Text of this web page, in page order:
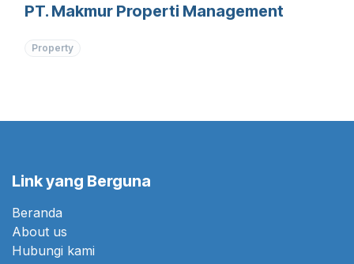
PT. Makmur Properti Management
Property
Link yang Berguna
Beranda
About us
Hubungi kami